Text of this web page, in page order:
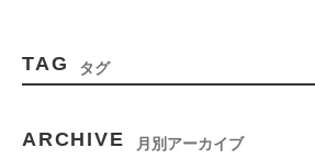
TAG タグ
ARCHIVE 月別アーカイブ